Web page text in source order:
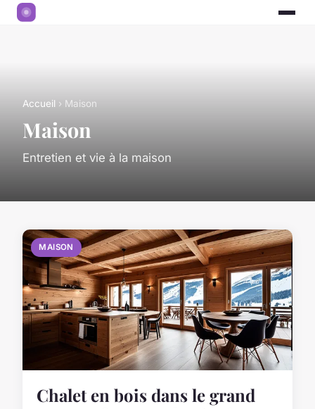
Accueil › Maison
Maison
Entretien et vie à la maison
MAISON
Chalet en bois dans le grand